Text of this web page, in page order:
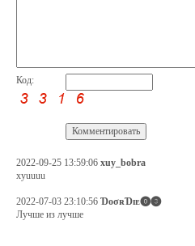
Код:
2022-09-25 13:59:06 xuy_bobra
xyuuuu
2022-07-03 23:10:56 ƊᴏㅤσʀㅤƊɪᴇㅤ⓿❸
Лучше из лучше